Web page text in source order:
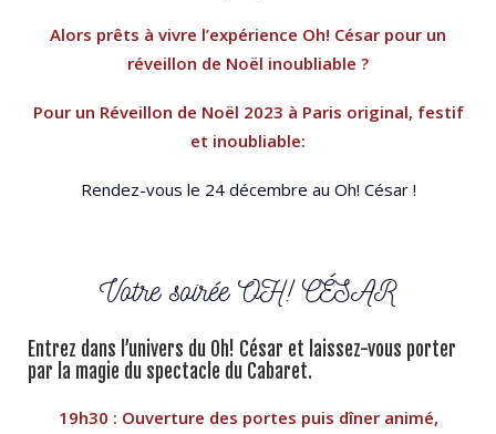
Alors prêts à vivre l’expérience Oh! César pour un
réveillon de Noël inoubliable ?
Pour un Réveillon de Noël 2023 à Paris original, festif
et inoubliable:
Rendez-vous le 24 décembre au Oh! César !
Votre soirée OH! CÉSAR
Entrez dans l’univers du Oh! César et laissez-vous porter
par la magie du spectacle du Cabaret.
19h30 : Ouverture des portes puis dîner animé,